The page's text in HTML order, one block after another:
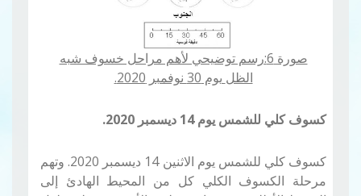
صورة 6:رسم توضيحي لأهم مراحل خسوف شبه
الظل يوم 30 نوفمبر 2020.
كسوف كلي للشمس يوم 14 ديسمبر 2020.
كسوف كلي للشمس يوم الاثنين 14 ديسمبر 2020. وتهم
مرحلة الكسوف الكلي كل من المحيط الهادئ إلى